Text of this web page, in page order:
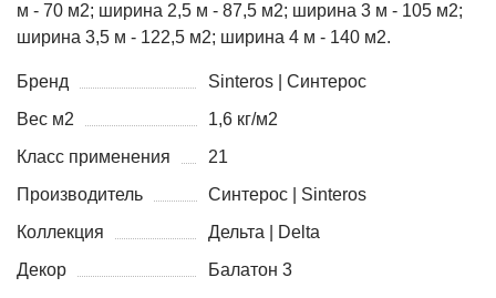
м - 70 м2; ширина 2,5 м - 87,5 м2; ширина 3 м - 105 м2;
ширина 3,5 м - 122,5 м2; ширина 4 м - 140 м2.
Бренд
Sinteros | Синтерос
Вес м2
1,6 кг/м2
Класс применения
21
Производитель
Синтерос | Sinteros
Коллекция
Дельта | Delta
Декор
Балатон 3